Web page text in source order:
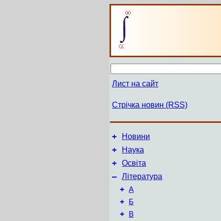
Лист на сайт
Стрічка новин (RSS)
+ Новини
+ Наука
+ Освіта
– Література
+ А
+ Б
+ В